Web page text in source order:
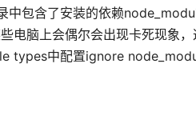
中包含了安装的依赖
电脑上会偶尔会出现卡死现象，
types中配置ignore